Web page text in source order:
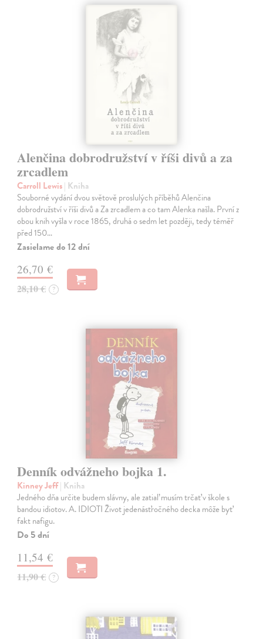
Alenčina dobrodružství v říši divů a za
zrcadlem
Carroll Lewis| Kniha
Souborné vydání dvou světově proslulých příběhů Alenčina
dobrodružství v říši divů a Za zrcadlem a co tam Alenka našla. První z
obou knih vyšla v roce 1865, druhá o sedm let později, tedy téměř
před 150…
Zasielame do 12 dní
26,70 €
28,10 € ?
Denník odvážneho bojka 1.
Kinney Jeff| Kniha
Jedného dňa určite budem slávny, ale zatiaľ musím trčať v škole s
bandou idiotov. A. IDIOTI Život jedenásťročného decka môže byť
fakt nafigu.
Do 5 dní
11,54 €
11,90 € ?